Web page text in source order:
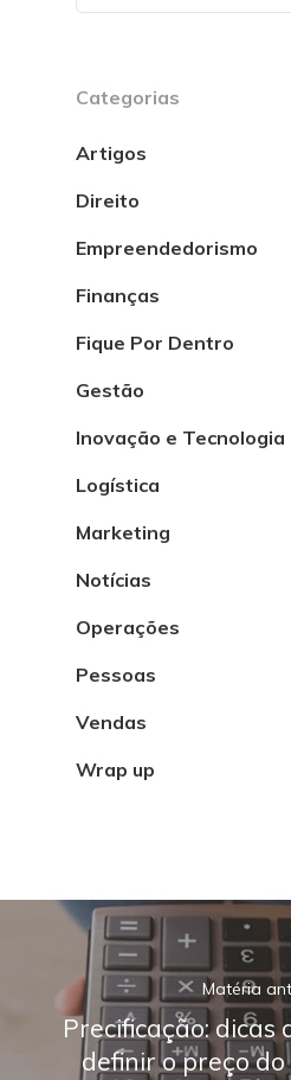
Categorias
Artigos
Direito
Empreendedorismo
Finanças
Fique Por Dentro
Gestão
Inovação e Tecnologia
Logística
Marketing
Notícias
Operações
Pessoas
Vendas
Wrap up
Matéria
Precificação: dicas
definir o preço